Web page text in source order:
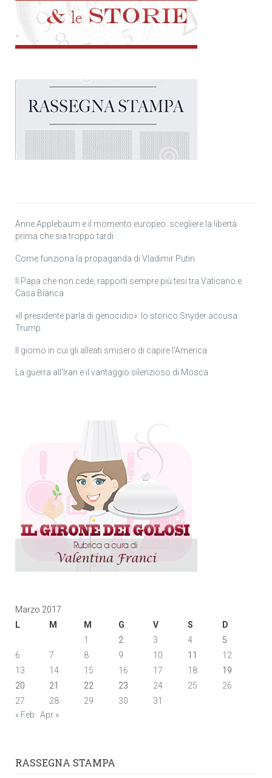
Anne Applebaum e il momento europeo: scegliere la libertà
prima che sia troppo tardi
Come funziona la propaganda di Vladimir Putin
Il Papa che non cede, rapporti sempre più tesi tra Vaticano e
Casa Bianca
«Il presidente parla di genocidio»: lo storico Snyder accusa
Trump
Il giorno in cui gli alleati smisero di capire l’America
La guerra all’Iran e il vantaggio silenzioso di Mosca
Marzo 2017
L
M M G V S
D
1
2 3 4
5
6
7 8 9 10 11
12
13
14 15 16 17 18
19
20
21 22 23 24 25
26
27
28 29 30
31
« Feb
Apr »
RASSEGNA STAMPA